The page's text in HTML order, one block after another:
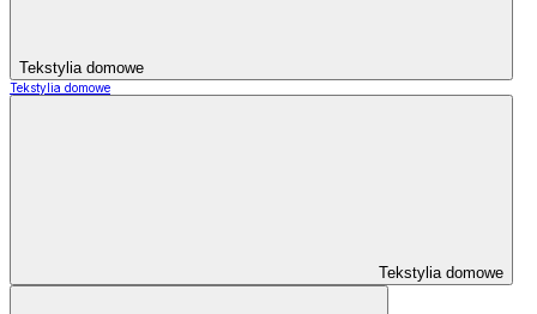
Tekstylia domowe
Tekstylia domowe
Tekstylia domowe